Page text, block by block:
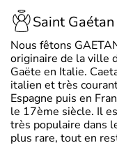
Saint Gaétan
Nous fêtons
originaire de la ville
Gaëte en Italie.
italien et très
Espagne puis en
le 17ème siècle. Il
très populaire dans
plus rare, tout en